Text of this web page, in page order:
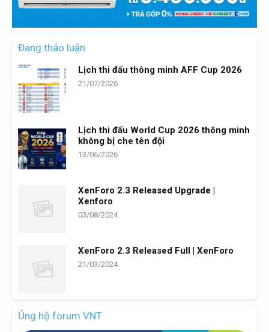
Đang thảo luận
Lịch thi đấu thông minh AFF Cup 2026
21/07/2026
Lịch thi đấu World Cup 2026 thông minh
không bị che tên đội
13/06/2026
XenForo 2.3 Released Upgrade |
Xenforo
03/08/2024
XenForo 2.3 Released Full | XenForo
21/03/2024
Ủng hộ forum VNT